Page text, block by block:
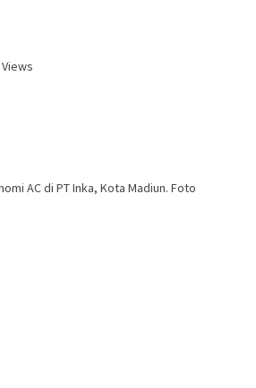
AC di PT Inka, Kota Madiun. Foto